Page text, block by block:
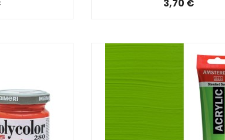
3,70 €